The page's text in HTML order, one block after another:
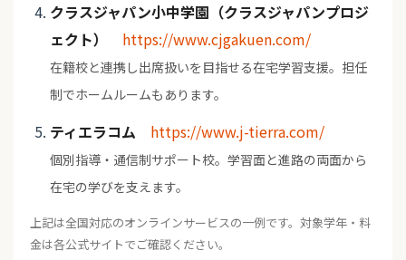
クラスジャパン小中学園（クラスジャパンプロジ
ェクト）
https://www.cjgakuen.com/
在籍校と連携し出席扱いを目指せる在宅学習支援。担任
制でホームルームもあります。
ティエラコム https://www.j-tierra.com/
個別指導・通信制サポート校。学習面と進路の両面から
在宅の学びを支えます。
上記は全国対応のオンラインサービスの一例です。対象学年・料
金は各公式サイトでご確認ください。